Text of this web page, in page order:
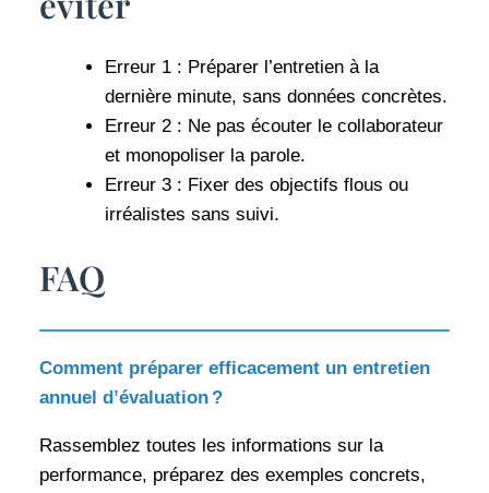
Erreur 1 : Préparer l’entretien à la
dernière minute, sans données concrètes.
Erreur 2 : Ne pas écouter le collaborateur
et monopoliser la parole.
Erreur 3 : Fixer des objectifs flous ou
irréalistes sans suivi.
FAQ
Comment préparer efficacement un entretien
annuel d’évaluation ?
Rassemblez toutes les informations sur la
performance, préparez des exemples concrets,